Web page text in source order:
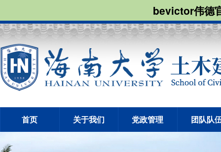
bevictor伟德
首页 关于我们 党政管理 团队队